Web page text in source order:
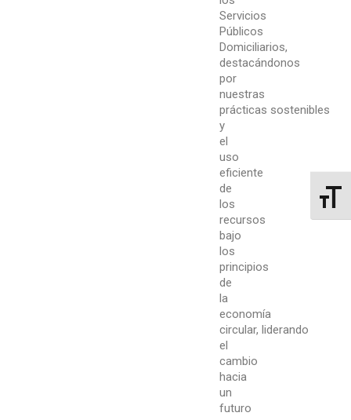
Servicios
Públicos
Domiciliarios,
destacándonos
por
nuestras
prácticas sostenibles
y
el
uso
eficiente
de
los
recursos
bajo
los
principios
de
la
economía
circular, liderando
el
cambio
hacia
un
futuro